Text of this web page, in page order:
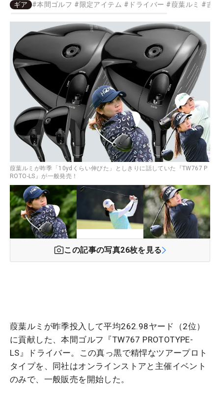
ギア #本間ゴルフ # 限定アイテム # ドライバー #葭葉ルミ #吉
葭葉ルミが昨季「10ydくらい伸びた」としきりに話していた『TW767 P
ROTO-LS』が一般発売！
この記事の写真26枚を見る
葭葉ルミが昨季投入して平均262.98ヤード（2位）
に貢献した、本間ゴルフ『TW767 PROTOTYPE-
LS』ドライバー。この真っ黒で精悍なツアープロト
タイプを、同社はオンラインストアと主催イベント
のみで、一般販売を開始した。